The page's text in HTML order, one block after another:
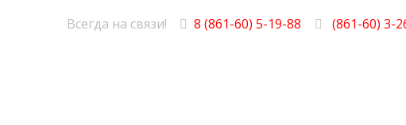
Всегда на связи! 8 (861-60) 5-19-88 (861-60) 3-